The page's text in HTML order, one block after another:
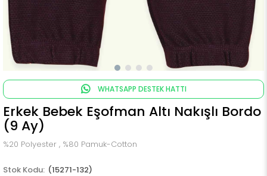
WHATSAPP DESTEK HATTI
Erkek Bebek Eşofman Altı Nakışlı Bordo
(9 Ay)
%20 Polyester , %80 Pamuk-Cotton
(15271-132)